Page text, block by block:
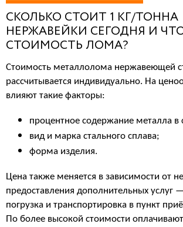
СКОЛЬКО СТОИТ 1 КГ/ТОННА
НЕРЖАВЕЙКИ СЕГОДНЯ И
СТОИМОСТЬ ЛОМА?
Стоимость металлолома нержавеющей
рассчитывается индивидуально. На
влияют такие факторы:
процентное содержание металла в
вид и марка стального сплава;
форма изделия.
Цена также меняется в зависимости от
предоставления дополнительных
погрузка и транспортировка в пункт
По более высокой стоимости